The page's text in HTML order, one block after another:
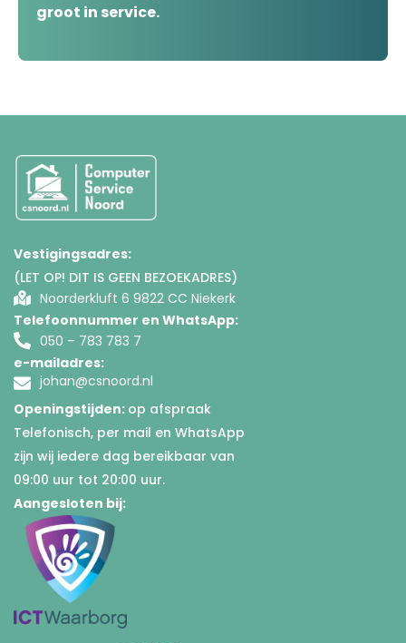
groot in service.
Vestigingsadres:
(LET OP! DIT IS GEEN BEZOEKADRES)
Noorderkluft 6 9822 CC Niekerk
Telefoonnummer en WhatsApp:
050 – 783 783 7
e-mailadres:
johan@csnoord.nl
Openingstijden: op afspraak
Telefonisch, per mail en WhatsApp
zijn wij iedere dag bereikbaar van
09:00 uur tot 20:00 uur.
Aangesloten bij: